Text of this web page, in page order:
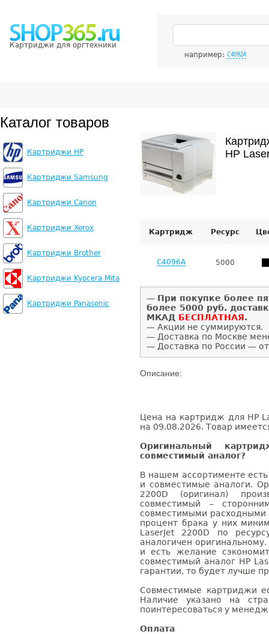
Картриджи для оргтехники
например: C4092A
Каталог товаров
Картриджи HP
Картриджи Samsung
Картриджи Canon
Картриджи Xerox
Картриджи Brother
Картриджи Kyocera Mita
Картриджи Panasonic
HP
Картридж Ресурс
C4096A 5000
— При покупке более
более 5000 руб.
МКАД БЕСПЛАТНАЯ.
— Акции не суммируются.
— Доставка по Москве
— Доставка по России —
Описание:
Цена на картридж для HP
на 09.08.2026. Товар
Оригинальный
совместимый аналог?
В нашем ассортименте
и совместимые аналоги.
2200D (оригинал)
совместимый –
совместимыми расходными
процент брака у них
LaserJet 2200D по
аналогичен
и есть желание
совместимый аналог HP
гарантии, то будет лучше
Совместимые картриджи
Наличие указано на
поинтересоваться у
Оплата